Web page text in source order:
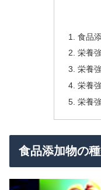
食品
栄養
栄養
栄養
栄養
食品添加物の